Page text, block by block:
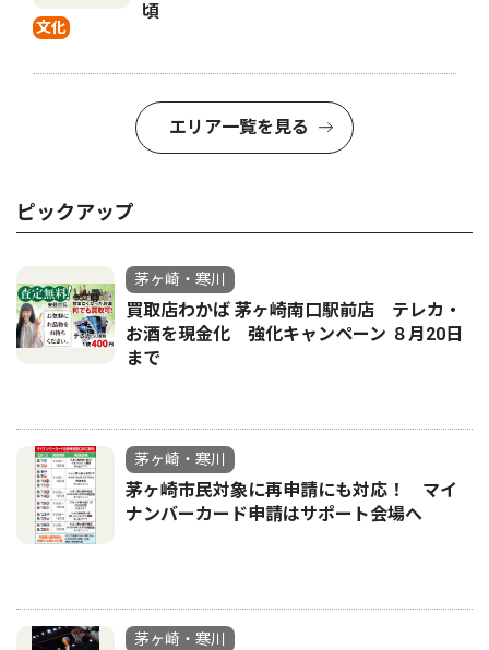
文化
頃
エリア一覧を見る
ピックアップ
茅ヶ崎・寒川
買取店わかば 茅ヶ崎南口駅前店 テレカ・
お酒を現金化 強化キャンペーン ８月20日
まで
茅ヶ崎・寒川
茅ヶ崎市民対象に再申請にも対応！ マイ
ナンバーカード申請はサポート会場へ
茅ヶ崎・寒川